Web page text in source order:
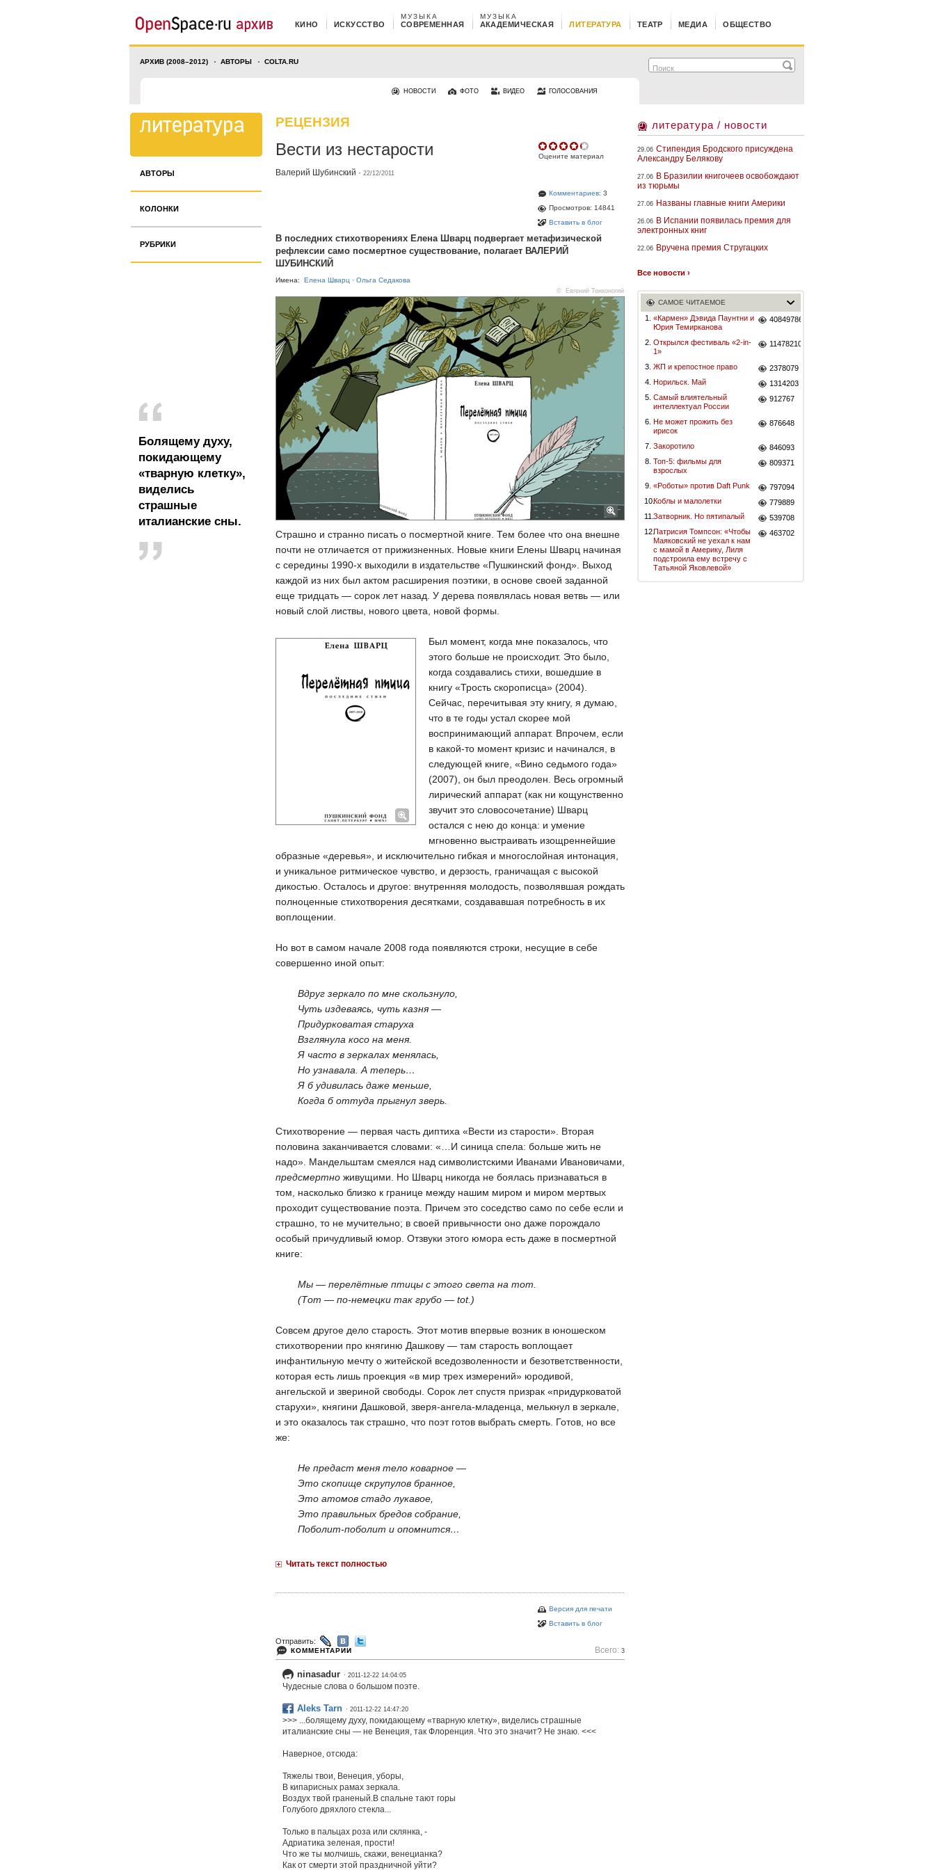
КИНО ИСКУССТВО СОВРЕМЕННАЯ
МУЗЫКА
АКАДЕМИЧЕСКАЯ
МУЗЫКА
ЛИТЕРАТУРА ТЕАТР МЕДИА ОБЩЕСТВО
АРХИВ (2008–2012) АВТОРЫ COLTA.RU
НОВОСТИ ФОТО ВИДЕО ГОЛОСОВАНИЯ
АВТОРЫ
КОЛОНКИ
РУБРИКИ
Болящему духу,
покидающему
«тварную клетку»,
виделись
страшные
италианские сны.
РЕЦЕНЗИЯ
Оцените материал
Комментариев: 3
Просмотров: 14841
Вставить в блог
Вести из нестарости
Валерий Шубинский · 22/12/2011
В последних стихотворениях Елена Шварц подвергает метафизической
рефлексии само посмертное существование, полагает ВАЛЕРИЙ
ШУБИНСКИЙ
Имена: Елена Шварц · Ольга Седакова
© Евгений Тонконогий
Страшно и странно писать о посмертной книге. Тем более что она внешне
почти не отличается от прижизненных. Новые книги Елены Шварц начиная
с середины 1990-х выходили в издательстве «Пушкинский фонд». Выход
каждой из них был актом расширения поэтики, в основе своей заданной
еще тридцать — сорок лет назад. У дерева появлялась новая ветвь — или
новый слой листвы, нового цвета, новой формы.
Был момент, когда мне показалось, что
этого больше не происходит. Это было,
когда создавались стихи, вошедшие в
книгу «Трость скорописца» (2004).
Сейчас, перечитывая эту книгу, я думаю,
что в те годы устал скорее мой
воспринимающий аппарат. Впрочем, если
в какой-то момент кризис и начинался, в
следующей книге, «Вино седьмого года»
(2007), он был преодолен. Весь огромный
лирический аппарат (как ни кощунственно
звучит это словосочетание) Шварц
остался с нею до конца: и умение
мгновенно выстраивать изощреннейшие
образные «деревья», и исключительно гибкая и многослойная интонация,
и уникальное ритмическое чувство, и дерзость, граничащая с высокой
дикостью. Осталось и другое: внутренняя молодость, позволявшая рождать
полноценные стихотворения десятками, создававшая потребность в их
воплощении.
Но вот в самом начале 2008 года появляются строки, несущие в себе
совершенно иной опыт:
Вдруг зеркало по мне скользнуло,
Чуть издеваясь, чуть казня —
Придурковатая старуха
Взглянула косо на меня.
Я часто в зеркалах менялась,
Но узнавала. А теперь…
Я б удивилась даже меньше,
Когда б оттуда прыгнул зверь.
Стихотворение — первая часть диптиха «Вести из старости». Вторая
половина заканчивается словами: «…И синица спела: больше жить не
надо». Мандельштам смеялся над символистскими Иванами Ивановичами,
предсмертно живущими. Но Шварц никогда не боялась признаваться в
том, насколько близко к границе между нашим миром и миром мертвых
проходит существование поэта. Причем это соседство само по себе если и
страшно, то не мучительно; в своей привычности оно даже порождало
особый причудливый юмор. Отзвуки этого юмора есть даже в посмертной
книге:
Мы — перелётные птицы с этого света на тот.
(Тот — по-немецки так грубо — tot.)
Совсем другое дело старость. Этот мотив впервые возник в юношеском
стихотворении про княгиню Дашкову — там старость воплощает
инфантильную мечту о житейской вседозволенности и безответственности,
которая есть лишь проекция «в мир трех измерений» юродивой,
ангельской и звериной свободы. Сорок лет спустя призрак «придурковатой
старухи», княгини Дашковой, зверя-ангела-младенца, мелькнул в зеркале,
и это оказалось так страшно, что поэт готов выбрать смерть. Готов, но все
же:
Не предаст меня тело коварное —
Это скопище скрупулов бранное,
Это атомов стадо лукавое,
Это правильных бредов собрание,
Поболит-поболит и опомнится…
Читать текст полностью
Отправить:
Версия для печати
Вставить в блог
КОММЕНТАРИИ Всего: 3
ninasadur · 2011-12-22 14:04:05
Чудесные слова о большом поэте.
Aleks Tarn · 2011-12-22 14:47:20
>>> ...болящему духу, покидающему «тварную клетку», виделись страшные
италианские сны — не Венеция, так Флоренция. Что это значит? Не знаю. <<<
Наверное, отсюда:
Тяжелы твои, Венеция, уборы,
В кипарисных рамах зеркала.
Воздух твой граненый.B спальне тают горы
Голубого дряхлого стекла...
Только в пальцах роза или склянка, -
Адриатика зеленая, прости!
Что же ты молчишь, скажи, венецианка?
Как от смерти этой праздничной уйти?
литература / новости
29.06 Стипендия Бродского присуждена
Александру Белякову
27.06 В Бразилии книгочеев освобождают
из тюрьмы
27.06 Названы главные книги Америки
26.06 В Испании появилась премия для
электронных книг
22.06 Вручена премия Стругацких
Все новости ›
САМОЕ ЧИТАЕМОЕ
1.
«Кармен» Дэвида Паунтни и
Юрия Темирканова
40849786
2. Открылся фестиваль «2-in-
1»
11478210
3. ЖП и крепостное право
2378079
4. Норильск. Май
1314203
5. Самый влиятельный
интеллектуал России
912767
6. Не может прожить без
ирисок
876648
7. Закоротило
846093
8. Топ-5: фильмы для
взрослых
809371
9. «Роботы» против Daft Punk
797094
10.Коблы и малолетки
779889
11.Затворник. Но пятипалый
539708
12.Патрисия Томпсон: «Чтобы
Маяковский не уехал к нам
с мамой в Америку, Лиля
подстроила ему встречу с
Татьяной Яковлевой»
463702